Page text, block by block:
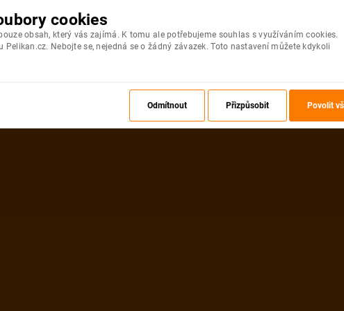
cookies
obsah, který vás zajímá. K tomu ale potřebujeme souhlas s využíváním cookies.
Nebojte se, nejedná se o žádný závazek. Toto nastavení můžete kdykoli
Odmítnout Přizpůsobit Povolit